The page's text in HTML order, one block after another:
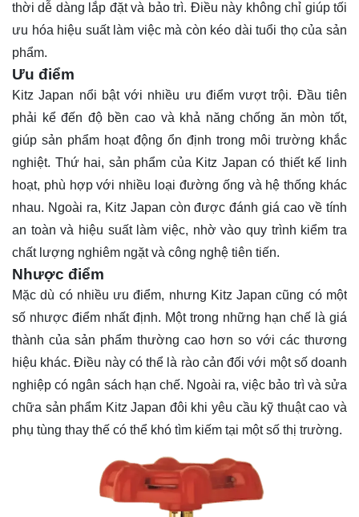
thời dễ dàng lắp đặt và bảo trì. Điều này không chỉ giúp tối
ưu hóa hiệu suất làm việc mà còn kéo dài tuổi thọ của sản
phẩm.
Ưu điểm
Kitz Japan nổi bật với nhiều ưu điểm vượt trội. Đầu tiên
phải kể đến độ bền cao và khả năng chống ăn mòn tốt,
giúp sản phẩm hoạt động ổn định trong môi trường khắc
nghiệt. Thứ hai, sản phẩm của Kitz Japan có thiết kế linh
hoạt, phù hợp với nhiều loại đường ống và hệ thống khác
nhau. Ngoài ra, Kitz Japan còn được đánh giá cao về tính
an toàn và hiệu suất làm việc, nhờ vào quy trình kiểm tra
chất lượng nghiêm ngặt và công nghệ tiên tiến.
Nhược điểm
Mặc dù có nhiều ưu điểm, nhưng Kitz Japan cũng có một
số nhược điểm nhất định. Một trong những hạn chế là giá
thành của sản phẩm thường cao hơn so với các thương
hiệu khác. Điều này có thể là rào cản đối với một số doanh
nghiệp có ngân sách hạn chế. Ngoài ra, việc bảo trì và sửa
chữa sản phẩm Kitz Japan đôi khi yêu cầu kỹ thuật cao và
phụ tùng thay thế có thể khó tìm kiếm tại một số thị trường.